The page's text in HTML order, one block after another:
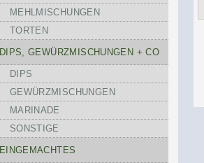
MEHLMISCHUNGEN
TORTEN
DIPS, GEWÜRZMISCHUNGEN + CO
DIPS
GEWÜRZMISCHUNGEN
MARINADE
SONSTIGE
EINGEMACHTES